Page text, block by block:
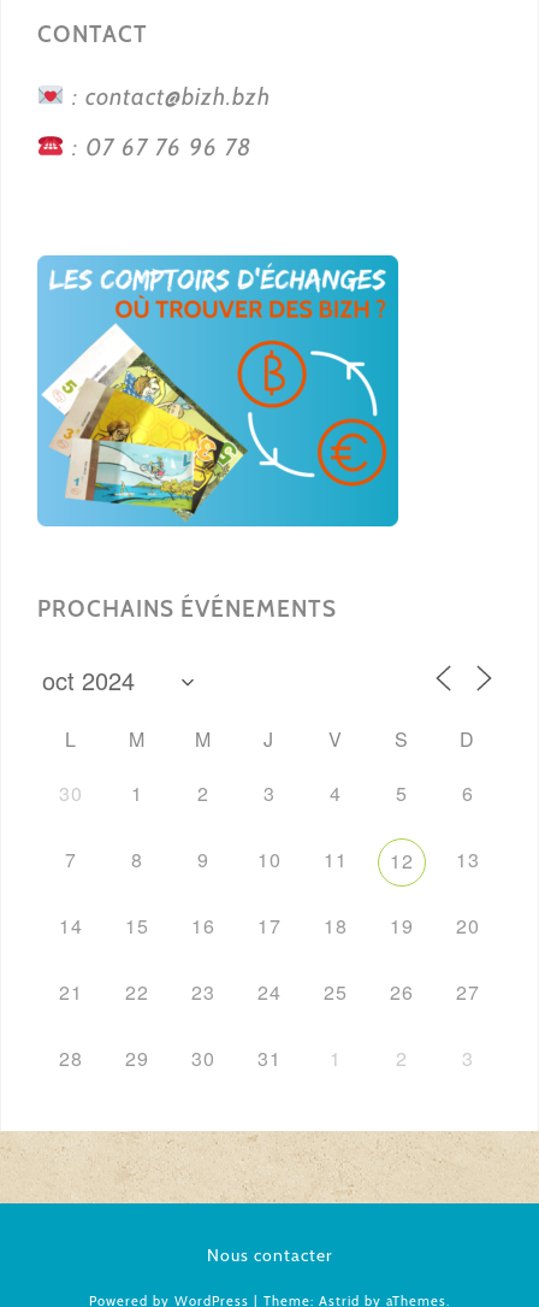
CONTACT
: contact@bizh.bzh
: 07 67 76 96 78
PROCHAINS ÉVÉNEMENTS
L M M J V S
D
30
1 2 3 4 5 6
7 8 9 10 11 12 13
14 15 16 17 18 19 20
21 22 23 24 25 26 27
28 29 30 31 1 2 3
Nous contacter
Powered by WordPress | Theme: Astrid by aThemes.